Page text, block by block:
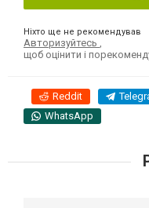
Ніхто ще не рекомендував
Авторизуйтесь
щоб оцінити і
Reddit
WhatsApp